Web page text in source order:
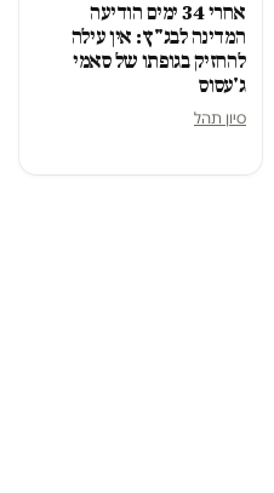
אחרי 34 ימים הודיעה
המדינה לבג"ץ: אין עילה
להחזיק בגופתו של סאמי
ג'עסוס
סיון תהל